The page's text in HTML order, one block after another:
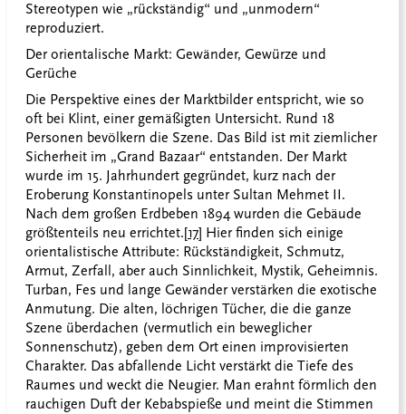
Stereotypen wie „rückständig“ und „unmodern“
reproduziert.
Der orientalische Markt: Gewänder, Gewürze und
Gerüche
Die Perspektive eines der Marktbilder entspricht, wie so
oft bei Klint, einer gemäßigten Untersicht. Rund 18
Personen bevölkern die Szene. Das Bild ist mit ziemlicher
Sicherheit im „Grand Bazaar“ entstanden. Der Markt
wurde im 15. Jahrhundert gegründet, kurz nach der
Eroberung Konstantinopels unter Sultan Mehmet II.
Nach dem großen Erdbeben 1894 wurden die Gebäude
größtenteils neu errichtet.[17] Hier finden sich einige
orientalistische Attribute: Rückständigkeit, Schmutz,
Armut, Zerfall, aber auch Sinnlichkeit, Mystik, Geheimnis.
Turban, Fes und lange Gewänder verstärken die exotische
Anmutung. Die alten, löchrigen Tücher, die die ganze
Szene überdachen (vermutlich ein beweglicher
Sonnenschutz), geben dem Ort einen improvisierten
Charakter. Das abfallende Licht verstärkt die Tiefe des
Raumes und weckt die Neugier. Man erahnt förmlich den
rauchigen Duft der Kebabspieße und meint die Stimmen